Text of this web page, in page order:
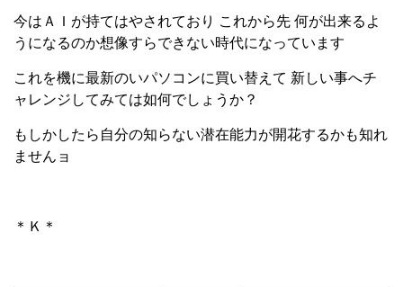
今はＡＩが持てはやされており これから先 何が出来るよ
うになるのか想像すらできない時代になっています
これを機に最新のいパソコンに買い替えて 新しい事へチ
ャレンジしてみては如何でしょうか？
もしかしたら自分の知らない潜在能力が開花するかも知れ
ませんョ
＊Ｋ＊